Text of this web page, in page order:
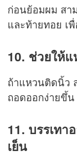
ก่อนย้อมผม สา
และท้ายทอย เ
10. ช่วยให้
ถ้าแหวนติดนิ้ว
ถอดออกง่ายขึ้
11. บรรเทา
เย็น